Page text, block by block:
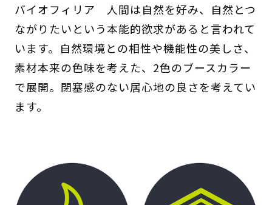
バイオフィリア 人間は自然を好み、自然とつ
ながりたいという本能的欲求があると言われて
います。自然環境との相性や機能性の美しさ、
素材本来の色味を考えた、2色のブースカラー
で展開。閉塞感のない居心地の良さを考えてい
ます。